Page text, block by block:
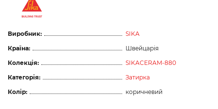
Виробник:
SIKA
Країна:
Швейцарія
Колекція:
SIKACERAM-880
Категорія:
Затирка
Колір:
коричневий